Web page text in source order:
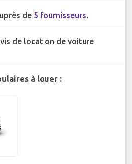
de 5 fournisseurs.
de location de voiture
à louer :